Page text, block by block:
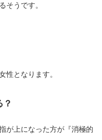
そうです。
性となります。
が上になった方が『消極的